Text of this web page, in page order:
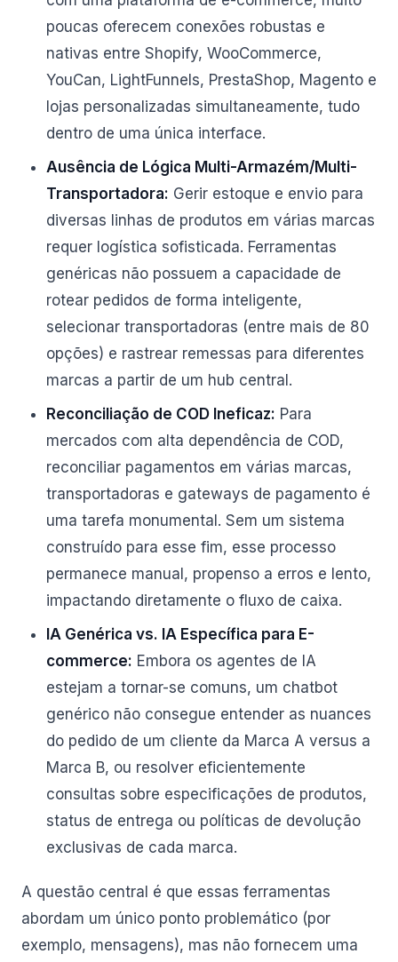
poucas oferecem conexões robustas e
nativas entre Shopify, WooCommerce,
YouCan, LightFunnels, PrestaShop, Magento e
lojas personalizadas simultaneamente, tudo
dentro de uma única interface.
Ausência de Lógica Multi-Armazém/Multi-
Transportadora: Gerir estoque e envio para
diversas linhas de produtos em várias marcas
requer logística sofisticada. Ferramentas
genéricas não possuem a capacidade de
rotear pedidos de forma inteligente,
selecionar transportadoras (entre mais de 80
opções) e rastrear remessas para diferentes
marcas a partir de um hub central.
Reconciliação de COD Ineficaz: Para
mercados com alta dependência de COD,
reconciliar pagamentos em várias marcas,
transportadoras e gateways de pagamento é
uma tarefa monumental. Sem um sistema
construído para esse fim, esse processo
permanece manual, propenso a erros e lento,
impactando diretamente o fluxo de caixa.
IA Genérica vs. IA Específica para E-
commerce: Embora os agentes de IA
estejam a tornar-se comuns, um chatbot
genérico não consegue entender as nuances
do pedido de um cliente da Marca A versus a
Marca B, ou resolver eficientemente
consultas sobre especificações de produtos,
status de entrega ou políticas de devolução
exclusivas de cada marca.
A questão central é que essas ferramentas
abordam um único ponto problemático (por
exemplo, mensagens), mas não fornecem uma